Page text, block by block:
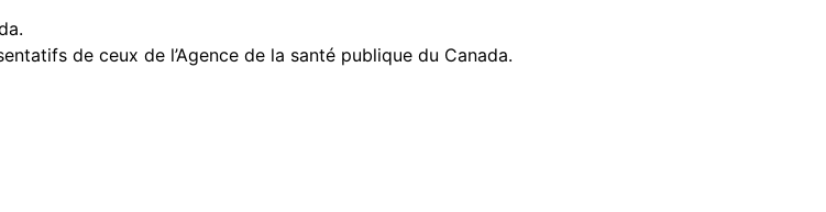
de ceux de l’Agence de la santé publique du Canada.